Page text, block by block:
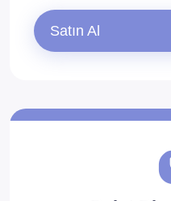
Satın Al